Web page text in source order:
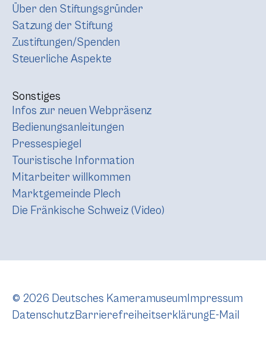
Über den Stiftungsgründer
Satzung der Stiftung
Zustiftungen/Spenden
Steuerliche Aspekte
Sonstiges
Infos zur neuen Webpräsenz
Bedienungsanleitungen
Pressespiegel
Touristische Information
Mitarbeiter willkommen
Marktgemeinde Plech
Die Fränkische Schweiz (Video)
© 2026 Deutsches Kameramuseum Impressum
DatenschutzBarrierefreiheitserklärungE-Mail